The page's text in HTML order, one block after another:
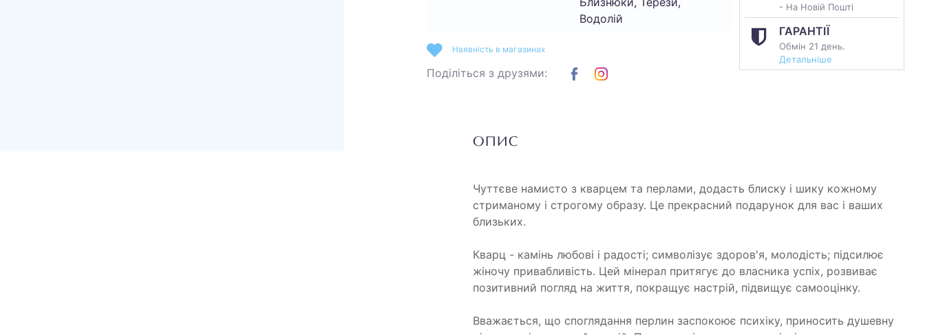
Водолій
- На Новій Пошті
ГАРАНТІЇ
Обмін 21 день.
Детальніше
Наявність в магазинах
Поділіться з друзями:
ОПИС
Чуттєве намисто з кварцем та перлами, додасть блиску і шику кожному
стриманому і строгому образу. Це прекрасний подарунок для вас і ваших
близьких.
Кварц - камінь любові і радості; символізує здоров'я, молодість; підсилює
жіночу привабливість. Цей мінерал притягує до власника успіх, розвиває
позитивний погляд на життя, покращує настрій, підвищує самооцінку.
Вважається, що споглядання перлин заспокоює психіку, приносить душевну